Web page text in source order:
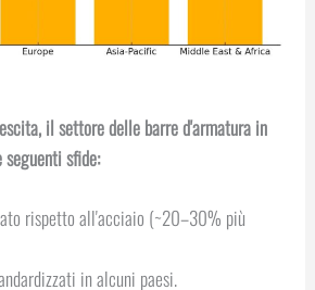
il settore delle barre d'armatura in
seguenti sfide:
rispetto all'acciaio (~20–30% più
in alcuni paesi.